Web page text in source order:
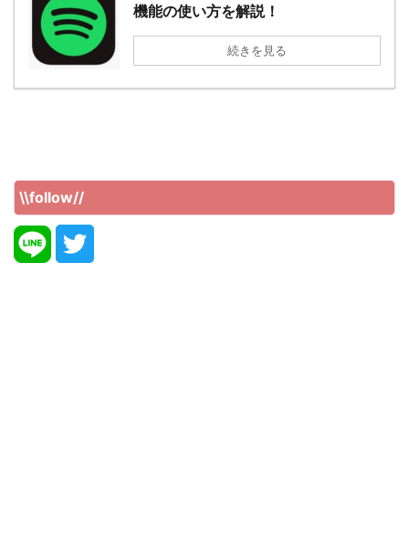
機能の使い方を解説！
続きを見る
\\follow//